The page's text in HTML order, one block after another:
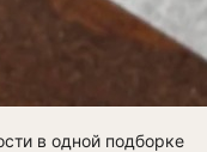
в одной подборке